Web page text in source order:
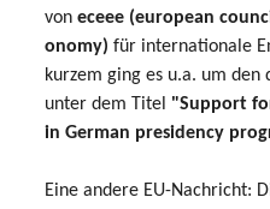
von eceee (european
onomy) für internationale
kurzem ging es u.a. um den
unter dem Titel "Support
in German presidency
Eine andere EU-Nachricht: